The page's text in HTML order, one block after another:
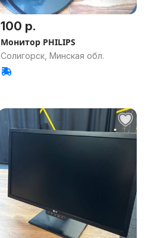
100 р.
Монитор PHILIPS
Солигорск, Минская обл.